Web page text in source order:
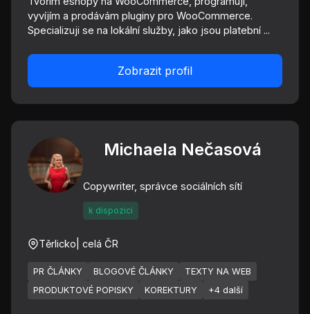
vyvíjím a prodávám pluginy pro WooCommerce.
Specializuji se na lokální služby, jako jsou platební ...
Zobrazit profil
Michaela Nečasová
Copywriter, správce sociálních sítí
k dispozici
Těrlicko | celá ČR
PR ČLÁNKY BLOGOVÉ ČLÁNKY
TEXTY NA WEB
PRODUKTOVÉ POPISKY
KOREKTURY +4 další